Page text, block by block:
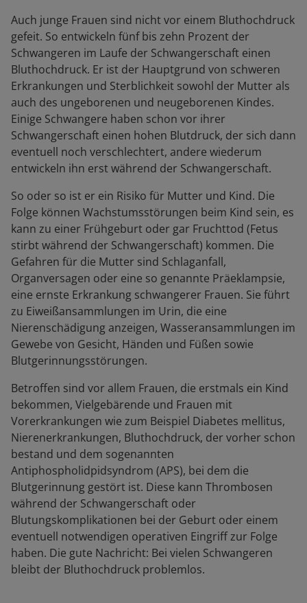
Auch junge Frauen sind nicht vor einem Bluthochdruck
gefeit. So entwickeln fünf bis zehn Prozent der
Schwangeren im Laufe der Schwangerschaft einen
Bluthochdruck. Er ist der Hauptgrund von schweren
Erkrankungen und Sterblichkeit sowohl der Mutter als
auch des ungeborenen und neugeborenen Kindes.
Einige Schwangere haben schon vor ihrer
Schwangerschaft einen hohen Blutdruck, der sich dann
eventuell noch verschlechtert, andere wiederum
entwickeln ihn erst während der Schwangerschaft.
So oder so ist er ein Risiko für Mutter und Kind. Die
Folge können Wachstumsstörungen beim Kind sein, es
kann zu einer Frühgeburt oder gar Fruchttod (Fetus
stirbt während der Schwangerschaft) kommen. Die
Gefahren für die Mutter sind Schlaganfall,
Organversagen oder eine so genannte Präeklampsie,
eine ernste Erkrankung schwangerer Frauen. Sie führt
zu Eiweißansammlungen im Urin, die eine
Nierenschädigung anzeigen, Wasseransammlungen im
Gewebe von Gesicht, Händen und Füßen sowie
Blutgerinnungsstörungen.
Betroffen sind vor allem Frauen, die erstmals ein Kind
bekommen, Vielgebärende und Frauen mit
Vorerkrankungen wie zum Beispiel Diabetes mellitus,
Nierenerkrankungen, Bluthochdruck, der vorher schon
bestand und dem sogenannten
Antiphospholidpidsyndrom (APS), bei dem die
Blutgerinnung gestört ist. Diese kann Thrombosen
während der Schwangerschaft oder
Blutungskomplikationen bei der Geburt oder einem
eventuell notwendigen operativen Eingriff zur Folge
haben. Die gute Nachricht: Bei vielen Schwangeren
bleibt der Bluthochdruck problemlos.